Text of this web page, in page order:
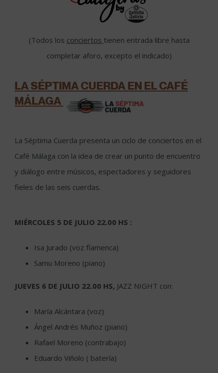
(Todos los conciertos tienen entrada libre hasta
completar aforo, excepto el indicado)
LA SÉPTIMA CUERDA EN EL CAFÉ
MÁLAGA
La Séptima Cuerda presenta un ciclo de conciertos en el
Café Málaga con la idea de crear un punto de encuentro
y diálogo entre músicos, espectadores y seguidores
fieles de las seis cuerdas.
MIÉRCOLES 5 DE JULIO 22.00 HS :
Isa Jurado (voz flamenca)
Samu Moreno (piano)
JUEVES 6 DE JULIO 22.00 HS, JAZZ NIGHT con:
María Alcántara (voz)
Ángel Andrés Muñoz (piano)
Rafael Moreno (contrabajo)
Eduardo Viñolo ( batería)